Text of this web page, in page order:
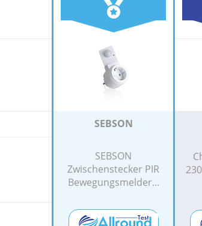
SEBSON
SEBSON
Zwischenstecker PIR
Bewegungsmelder...